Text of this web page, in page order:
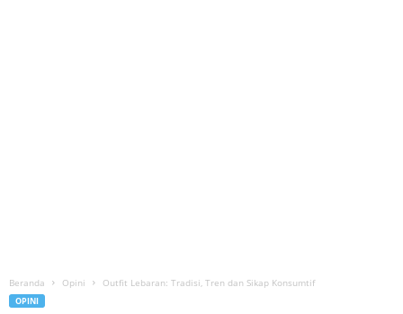
Beranda Opini Outfit Lebaran: Tradisi, Tren dan Sikap Konsumtif
OPINI